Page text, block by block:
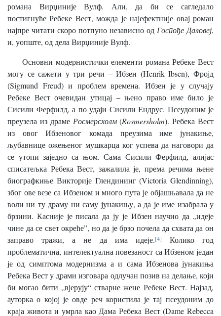
романа Вирџиније Вулф. Али, да би се сагледало
постигнуће Ребеке Вест, можда је најефектније овај роман
најпре читати скоро потпуно независно од Госпође Даловеј,
и, уопште, од дела Вирџиније Вулф.
Основни модернистички елементи романа Ребеке Вест
могу се сажети у три речи – Ибзен (Henrik Ibsen), Фројд
(Sigmund Freud) и проблем времена. Ибзен је у случају
Ребеке Вест очевидан утицај – њено право име било је
Сисили Ферфилд, а по удаји Сисили Ендрус. Псеудоним је
преузела из драме Росмерсхолм(Rosmersholm). Ребека Вест
из овог Ибзеновог комада преузима име јунакиње,
љубавнице ожењеног мушкарца ког успева да наговори да
се утопи заједно са њом. Сама Сисили Ферфилд, алијас
списатељка Ребека Вест, зажалила је, према речима њене
биографкиње Викторије Глендининг (Victoria Glendinning),
због ове везе са Ибзеном и много пута је објашњавала да не
воли ни ту драму ни саму јунакињу, а да је име изабрала у
брзини. Касније је писала да ју је Ибзен научио да „идеје
чине да се свет окреће”, но да је брзо почела да схвата да он
заправо тражи, а не да има идеје.[4]
Колико год
проблематична, интелектуална повезаност са Ибзеном један
је од симптома модернизма а и сама Ибзенова јунакиња
Ребека Вест у драми изговара одлучан позив на делање, који
би могао бити „вјерују“ стварне жене Ребеке Вест. Најзад,
ауторка о којој је овде реч користила је тај псеудоним до
краја живота и умрла као Дама Ребека Вест (Dame Rebecca